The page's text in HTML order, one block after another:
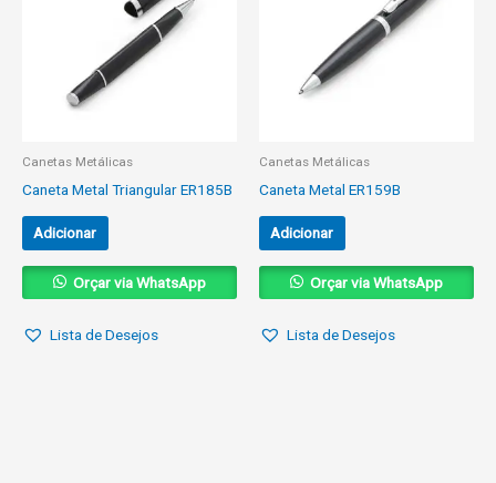
Canetas Metálicas
Caneta Metal Triangular ER185B
Adicionar
Orçar via WhatsApp
Lista de Desejos
Canetas Metálicas
Caneta Metal ER159B
Adicionar
Orçar via WhatsApp
Lista de Desejos